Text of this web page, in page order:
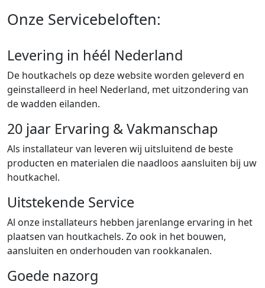
Onze Servicebeloften:
Levering in héél Nederland
De houtkachels op deze website worden geleverd en
geinstalleerd in heel Nederland, met uitzondering van
de wadden eilanden.
20 jaar Ervaring & Vakmanschap
Als installateur van leveren wij uitsluitend de beste
producten en materialen die naadloos aansluiten bij uw
houtkachel.
Uitstekende Service
Al onze installateurs hebben jarenlange ervaring in het
plaatsen van houtkachels. Zo ook in het bouwen,
aansluiten en onderhouden van rookkanalen.
Goede nazorg